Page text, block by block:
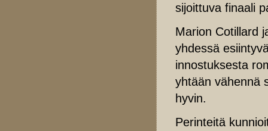
sijoittuva finaali
Marion Cotillard
yhdessä
innostuksesta
yhtään vähennä
hyvin.
Perinteitä